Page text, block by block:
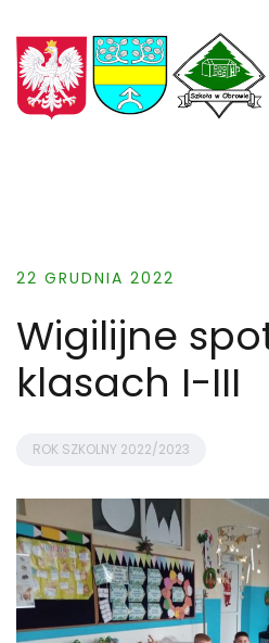
to
content
22 GRUDNIA 2022
Wigilijne
klasach I-III
ROK SZKOLNY 2022/2023